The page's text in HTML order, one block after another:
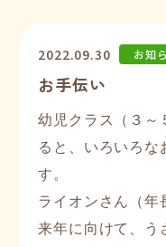
2022.09.30 お知
お手伝い
幼児クラス（３～
ると、いろいろな
す。
ライオンさん（年
来年に向けて、う